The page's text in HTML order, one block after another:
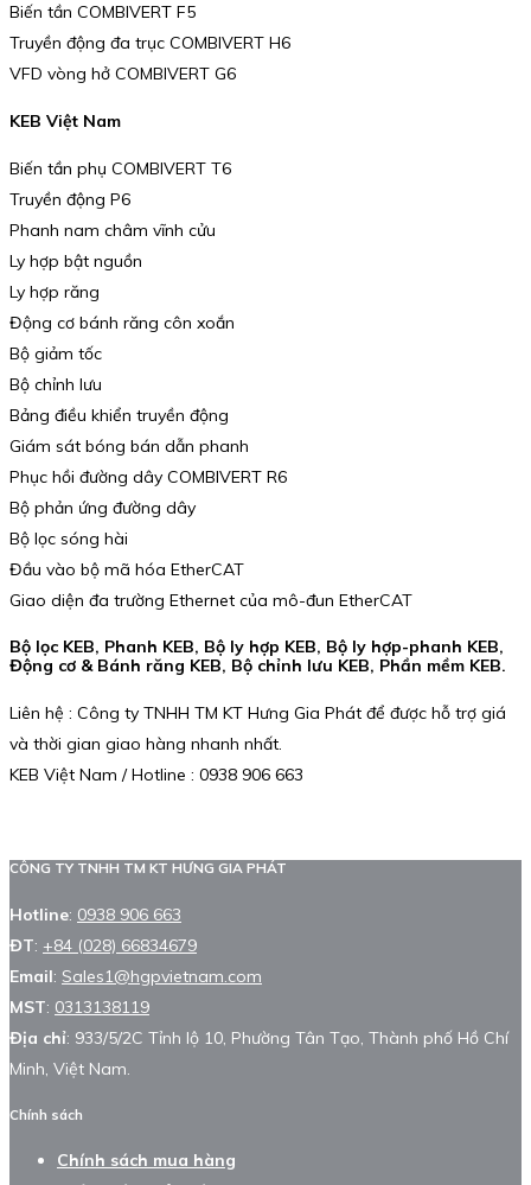
Biến tần COMBIVERT F5
Truyền động đa trục COMBIVERT H6
VFD vòng hở COMBIVERT G6
KEB Việt Nam
Biến tần phụ COMBIVERT T6
Truyền động P6
Phanh nam châm vĩnh cửu
Ly hợp bật nguồn
Ly hợp răng
Động cơ bánh răng côn xoắn
Bộ giảm tốc
Bộ chỉnh lưu
Bảng điều khiển truyền động
Giám sát bóng bán dẫn phanh
Phục hồi đường dây COMBIVERT R6
Bộ phản ứng đường dây
Bộ lọc sóng hài
Đầu vào bộ mã hóa EtherCAT
Giao diện đa trường Ethernet của mô-đun EtherCAT
Bộ lọc KEB, Phanh KEB, Bộ ly hợp KEB, Bộ ly hợp-phanh KEB,
Động cơ & Bánh răng KEB, Bộ chỉnh lưu KEB, Phần mềm KEB.
Liên hệ : Công ty TNHH TM KT Hưng Gia Phát để được hỗ trợ giá
và thời gian giao hàng nhanh nhất.
KEB Việt Nam / Hotline : 0938 906 663
CÔNG TY TNHH TM KT HƯNG GIA PHÁT
Hotline: 0938 906 663
ĐT: +84 (028) 66834679
Email: Sales1@hgpvietnam.com
MST: 0313138119
Địa chỉ: 933/5/2C Tỉnh lộ 10, Phường Tân Tạo, Thành phố Hồ Chí
Minh, Việt Nam.
Chính sách
Chính sách mua hàng